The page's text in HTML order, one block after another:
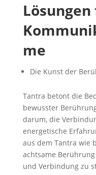
me
Die Kunst der
Tantra betont die
bewusster
darum, die
energetische
aus dem Tantra wie
achtsame
und Verbindung zu